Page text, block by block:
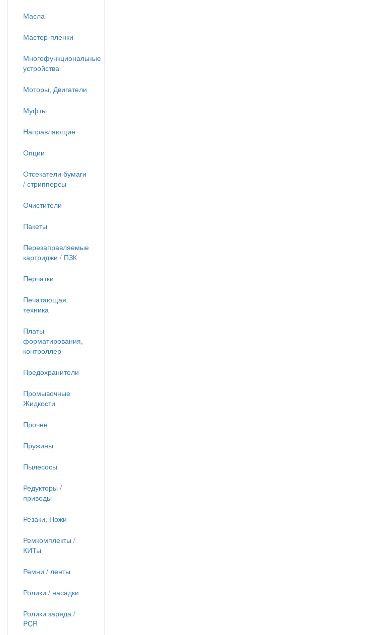
Масла
Мастер-пленки
Многофункциональные
устройства
Моторы, Двигатели
Муфты
Направляющие
Опции
Отсекатели бумаги
/ стрипперсы
Очистители
Пакеты
Перезаправляемые
картриджи / ПЗК
Перчатки
Печатающая
техника
Платы
форматирования,
контроллер
Предохранители
Промывочные
Жидкости
Прочее
Пружины
Пылесосы
Редукторы /
приводы
Резаки, Ножи
Ремкомплекты /
КИТы
Ремни / ленты
Ролики / насадки
Ролики заряда /
PCR